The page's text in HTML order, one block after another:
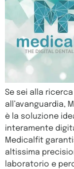
Se sei alla
all’avanguardia,
è la soluzione
interamente
Medicalfit
altissima
laboratorio e